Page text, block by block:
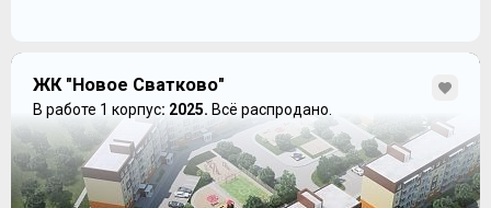
ЖК "Новое Сватково"
В работе 1 корпус: 2025. Всё распродано.